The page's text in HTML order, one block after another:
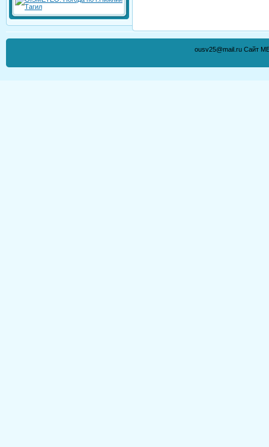
ousv25@mail.ru Сайт